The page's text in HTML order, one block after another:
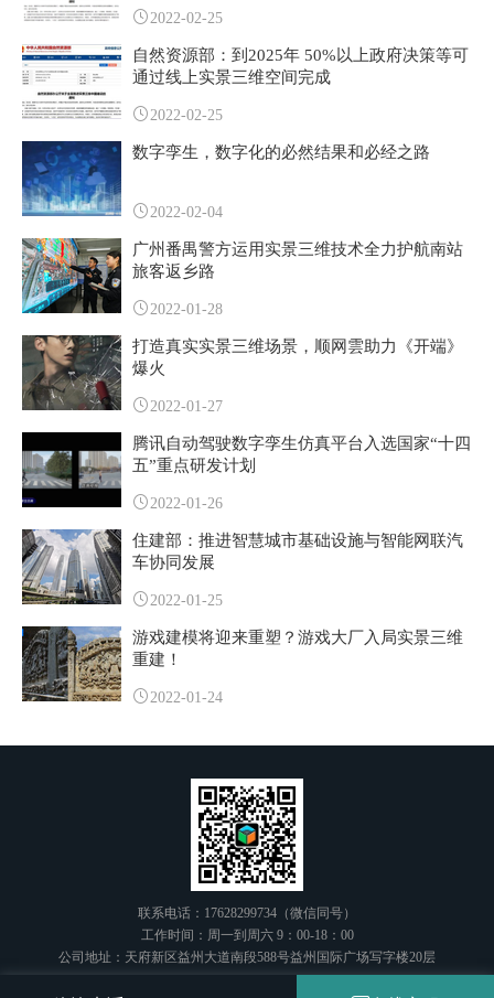
2022-02-25
自然资源部：到2025年 50%以上政府决策等可
通过线上实景三维空间完成
2022-02-25
数字孪生，数字化的必然结果和必经之路
2022-02-04
广州番禺警方运用实景三维技术全力护航南站
旅客返乡路
2022-01-28
打造真实实景三维场景，顺网雲助力《开端》
爆火
2022-01-27
腾讯自动驾驶数字孪生仿真平台入选国家“十四
五”重点研发计划
2022-01-26
住建部：推进智慧城市基础设施与智能网联汽
车协同发展
2022-01-25
游戏建模将迎来重塑？游戏大厂入局实景三维
重建！
2022-01-24
联系电话：17628299734（微信同号）
工作时间：周一到周六 9：00-18：00
公司地址：天府新区益州大道南段588号益州国际广场写字楼20层